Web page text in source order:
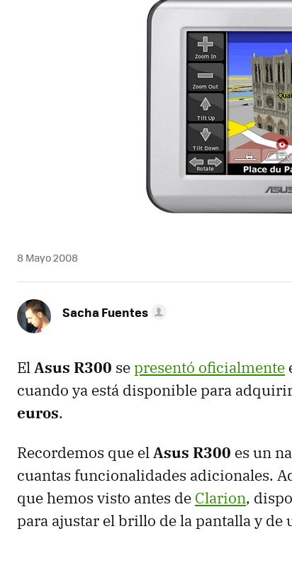
8 Mayo 2008
Sacha Fuentes
ElAsus R300 sepresentó oficialmente
cuando ya está disponible para
euros.
Recordemos que elAsus R300 es un
cuantas funcionalidades adicionales.
que hemos visto antes de Clarion,
para ajustar el brillo de la pantalla y de